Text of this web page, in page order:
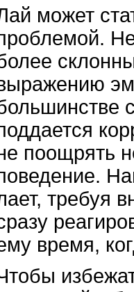
может
поощрять
требуя
время,